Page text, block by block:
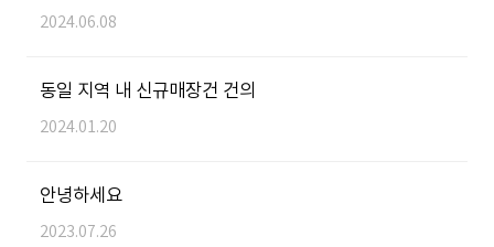
2024.06.08
동일 지역 내 신규매장건 건의
2024.01.20
안녕하세요
2023.07.26